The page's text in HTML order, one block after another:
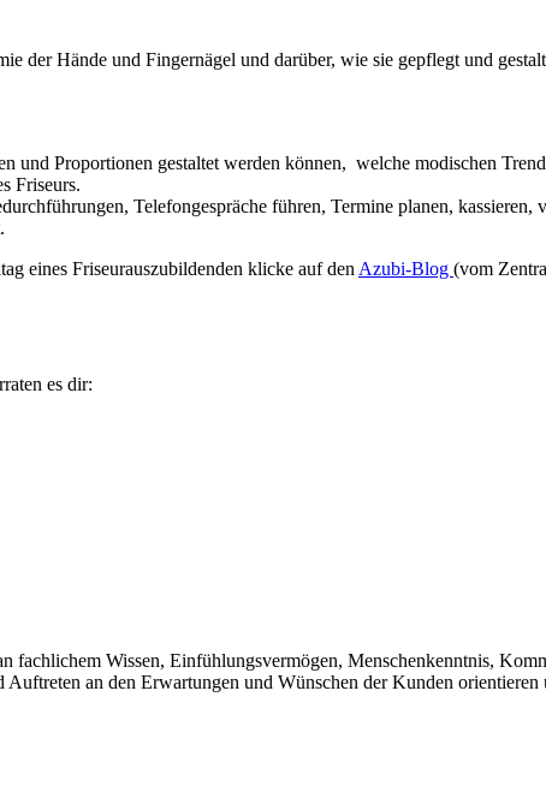
der Hände und Fingernägel und darüber, wie sie gepflegt und
und Proportionen gestaltet werden können, welche modischen
Friseurs.
Telefongespräche führen, Termine planen,
eines Friseurauszubildenden klicke auf den Azubi-Blog (vom
es dir:
Wissen, Einfühlungsvermögen, Menschenkenntnis,
an den Erwartungen und Wünschen der Kunden